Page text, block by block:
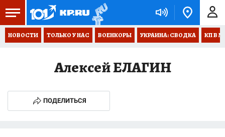
НОВОСТИ ТОЛЬКО У НАС ВОЕНКОРЫ УКРАИНА: СВОДКА КП В
Алексей ЕЛАГИН
ПОДЕЛИТЬСЯ